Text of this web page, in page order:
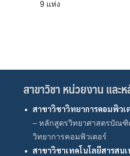
9 แห่ง
สาขาวิชา หน่วยงาน และ
สาขาวิชาวิทยาการคอมพิวเ
– หลักสูตรวิทยาศาสตรบัณฑิ
วิทยาการคอมพิวเตอร์
สาขาวิชาเทคโนโลยีสารสน